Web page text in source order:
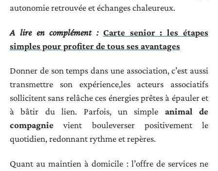
autonomie retrouvée et échanges chaleureux.
A lire en complément : Carte senior : les étapes
simples pour profiter de tous ses avantages
Donner de son temps dans une association, c’est aussi
transmettre son expérience,les acteurs associatifs
sollicitent sans relâche ces énergies prêtes à épauler et
à bâtir du lien. Parfois, un simple animal de
compagnie vient bouleverser positivement le
quotidien, redonnant rythme et repères.
Quant au maintien à domicile : l’offre de services ne